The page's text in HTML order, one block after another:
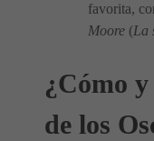
favorita,
Moore (La
¿Cómo
de los